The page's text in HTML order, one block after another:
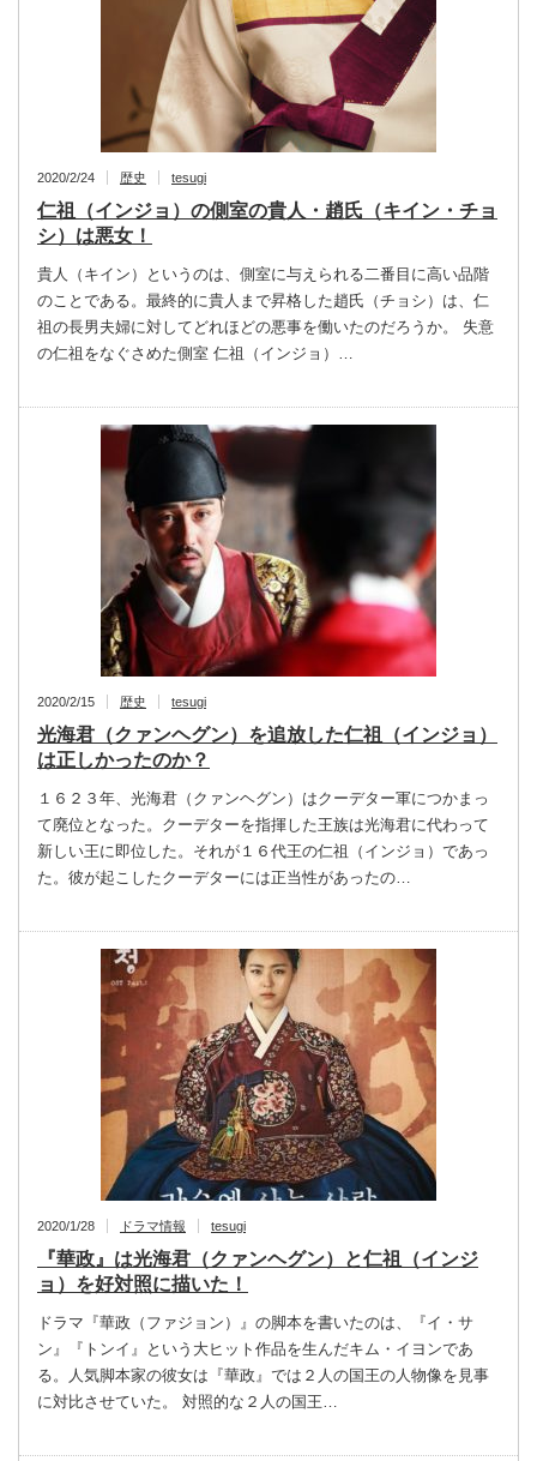
2020/2/24 歴史 tesugi
仁祖（インジョ）の側室の貴人・趙氏（キイン・チョ
シ）は悪女！
貴人（キイン）というのは、側室に与えられる二番目に高い品階
のことである。最終的に貴人まで昇格した趙氏（チョシ）は、仁
祖の長男夫婦に対してどれほどの悪事を働いたのだろうか。 失意
の仁祖をなぐさめた側室 仁祖（インジョ）…
2020/2/15 歴史 tesugi
光海君（クァンヘグン）を追放した仁祖（インジョ）
は正しかったのか？
１６２３年、光海君（クァンヘグン）はクーデター軍につかまっ
て廃位となった。クーデターを指揮した王族は光海君に代わって
新しい王に即位した。それが１６代王の仁祖（インジョ）であっ
た。彼が起こしたクーデターには正当性があったの…
2020/1/28 ドラマ情報 tesugi
『華政』は光海君（クァンヘグン）と仁祖（インジ
ョ）を好対照に描いた！
ドラマ『華政（ファジョン）』の脚本を書いたのは、『イ・サ
ン』『トンイ』という大ヒット作品を生んだキム・イヨンであ
る。人気脚本家の彼女は『華政』では２人の国王の人物像を見事
に対比させていた。 対照的な２人の国王…